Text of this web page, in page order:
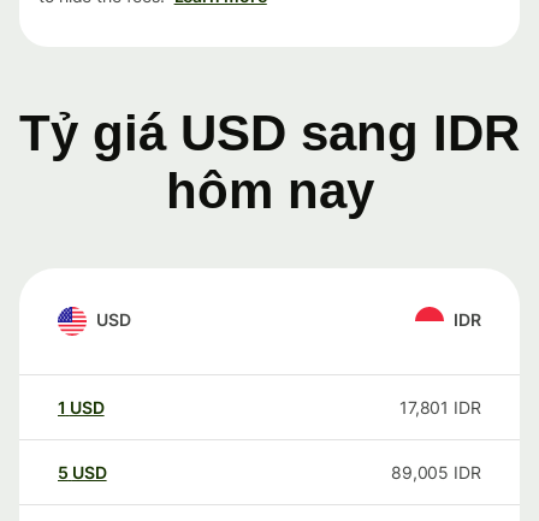
Tỷ giá USD sang IDR
hôm nay
USD IDR
1 USD 17,801 IDR
5 USD 89,005 IDR